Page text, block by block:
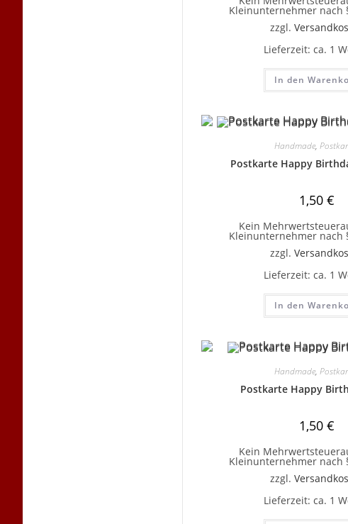
Kleinunternehmer nach
zzgl.
Lieferzeit:ca. 1
In den
Handmade,
Postkarte Happy
1,50€
Kein
Kleinunternehmer nach
zzgl.
Lieferzeit:ca. 1
In den
Handmade,
Postkarte Happy
1,50€
Kein
Kleinunternehmer nach
zzgl.
Lieferzeit:ca. 1